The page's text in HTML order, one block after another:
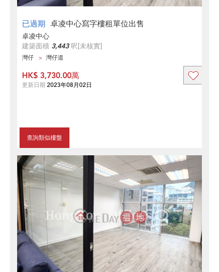
已過期 卓凌中心寫字樓租單位出售
卓凌中心
建築面積 3,443呎[未核實]
灣仔 灣仔道
查詢類似樓盤
HK$ 3,730.00萬
更新日期 2023年08月02日